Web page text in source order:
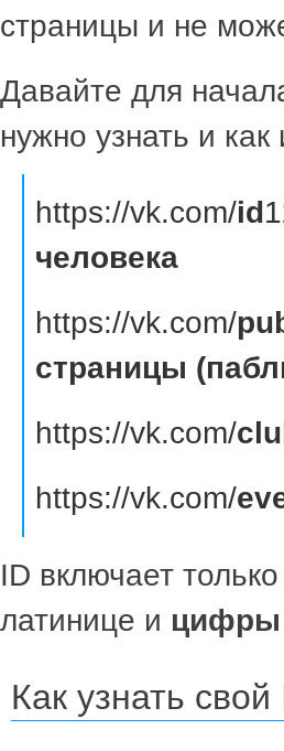
страницы и не
Давайте для
нужно узнать и как
https://vk.com/id
человека
https://vk.com/
страницы
https://vk.com/
https://vk.com/
ID включает
латинице и цифры
Как узнать